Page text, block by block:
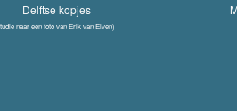
Delftse kopjes
naar een foto van Erik van Elven)